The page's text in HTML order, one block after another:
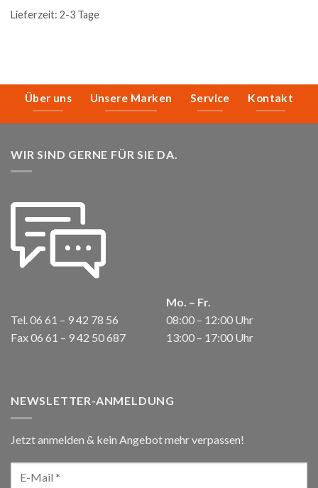
Lieferzeit: 2-3 Tage
Über uns Unsere Marken Service Kontakt
WIR SIND GERNE FÜR SIE DA.
Tel. 06 61 – 9 42 78 56
Fax 06 61 – 9 42 50 687
Mo. – Fr.
08:00 – 12:00 Uhr
13:00 – 17:00 Uhr
NEWSLETTER-ANMELDUNG
Jetzt anmelden & kein Angebot mehr verpassen!